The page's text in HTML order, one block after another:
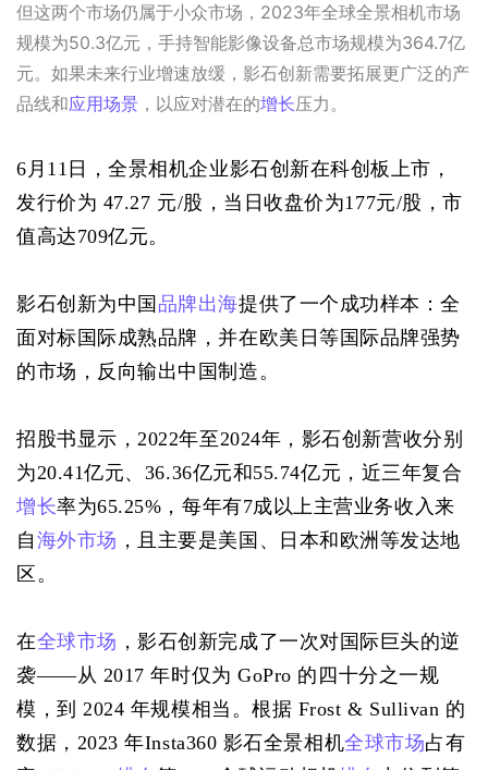
但这两个市场仍属于小众市场，2023年全球全景相机市场
规模为50.3亿元，手持智能影像设备总市场规模为364.7亿
元。如果未来行业增速放缓，影石创新需要拓展更广泛的产
品线和应用场景 ，以应对潜在的增长压力。
6月11日，全景相机企业影石创新在科创板上市，
发行价为 47.27 元/股，当日收盘价为177元/股，市
值高达709亿元。
影石创新为中国 品牌出海提供了一个成功样本：全
面对标国际成熟品牌，并在欧美日等国际品牌强势
的市场，反向输出中国制造。
招股书显示，2022年至2024年，影石创新营收分别
为20.41亿元、36.36亿元和55.74亿元，近三年复合
增长率为65.25%，每年有7成以上主营业务收入来
自 海外市场 ，且主要是美国、日本和欧洲等发达地
区。
在全球市场 ，影石创新完成了一次对国际巨头的逆
袭——从 2017 年时仅为 GoPro 的四十分之一规
模，到 2024 年规模相当。根据 Frost & Sullivan 的
数据，2023 年Insta360 影石全景相机全球市场占有